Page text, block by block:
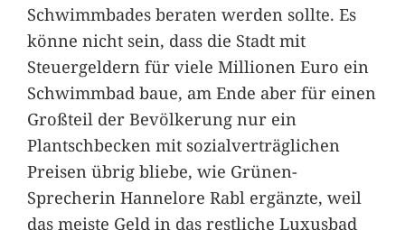
Schwimmbades beraten werden sollte. Es
könne nicht sein, dass die Stadt mit
Steuergeldern für viele Millionen Euro ein
Schwimmbad baue, am Ende aber für einen
Großteil der Bevölkerung nur ein
Plantschbecken mit sozialverträglichen
Preisen übrig bliebe, wie Grünen-
Sprecherin Hannelore Rabl ergänzte, weil
das meiste Geld in das restliche Luxusbad